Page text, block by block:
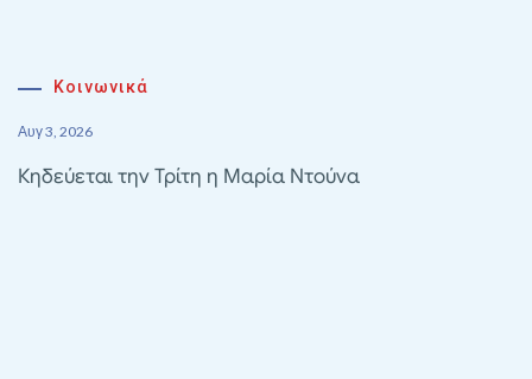
Κοινωνικά
Αυγ 3, 2026
Κηδεύεται την Τρίτη η Μαρία Ντούνα